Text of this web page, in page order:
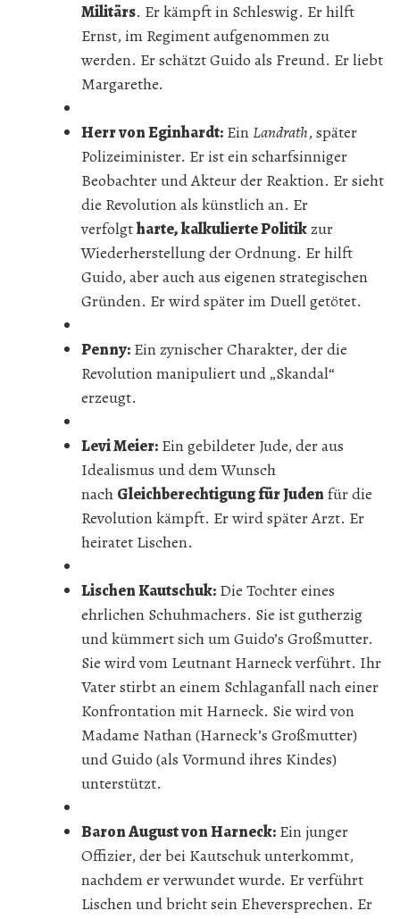
Militärs. Er kämpft in Schleswig. Er hilft
Ernst, im Regiment aufgenommen zu
werden. Er schätzt Guido als Freund. Er liebt
Margarethe.
Herr von Eginhardt: Ein Landrath, später
Polizeiminister. Er ist ein scharfsinniger
Beobachter und Akteur der Reaktion. Er sieht
die Revolution als künstlich an. Er
verfolgtharte, kalkulierte Politikzur
Wiederherstellung der Ordnung. Er hilft
Guido, aber auch aus eigenen strategischen
Gründen. Er wird später im Duell getötet.
Penny: Ein zynischer Charakter, der die
Revolution manipuliert und „Skandal“
erzeugt.
Levi Meier: Ein gebildeter Jude, der aus
Idealismus und dem Wunsch
nach Gleichberechtigung für Juden für die
Revolution kämpft. Er wird später Arzt. Er
heiratet Lischen.
Lischen Kautschuk: Die Tochter eines
ehrlichen Schuhmachers. Sie ist gutherzig
und kümmert sich um Guido’s Großmutter.
Sie wird vom Leutnant Harneck verführt. Ihr
Vater stirbt an einem Schlaganfall nach einer
Konfrontation mit Harneck. Sie wird von
Madame Nathan (Harneck’s Großmutter)
und Guido (als Vormund ihres Kindes)
unterstützt.
Baron August von Harneck: Ein junger
Offizier, der bei Kautschuk unterkommt,
nachdem er verwundet wurde. Er verführt
Lischen und bricht sein Eheversprechen. Er